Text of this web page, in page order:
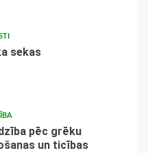
sekas
pēc grēku
un ticības